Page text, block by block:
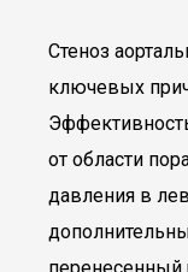
Стеноз
ключевых
от области
давления в